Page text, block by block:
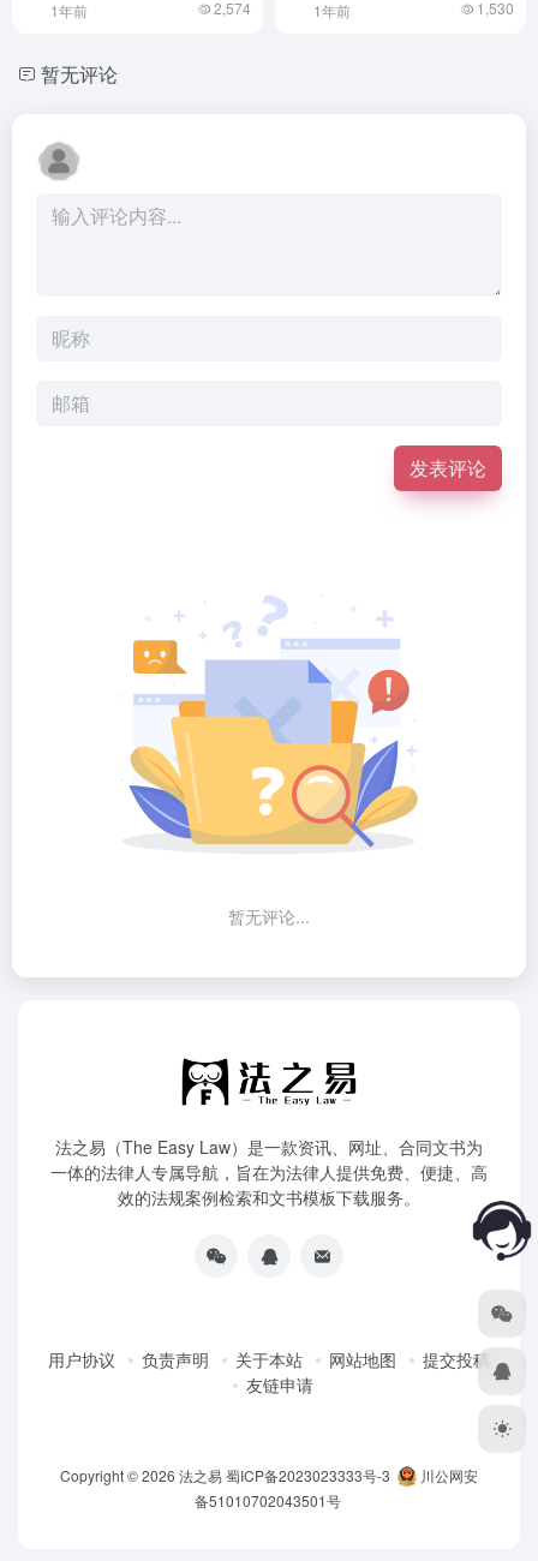
1年前 2,574 1年前 1,530
暂无评论
发表评论
暂无评论...
法之易（The Easy Law）是一款资讯、网址、合同文书为
一体的法律人专属导航，旨在为法律人提供免费、便捷、高
效的法规案例检索和文书模板下载服务。
用户协议 负责声明 关于本站 网站地图
提交投稿
友链申请
Copyright © 2026 法之易蜀ICP备2023023333号-3
川公网安
备51010702043501号